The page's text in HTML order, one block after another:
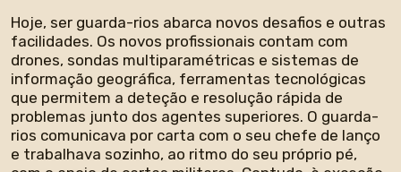
Hoje, ser guarda-rios abarca novos desafios e outras
facilidades. Os novos profissionais contam com
drones, sondas multiparamétricas e sistemas de
informação geográfica, ferramentas tecnológicas
que permitem a deteção e resolução rápida de
problemas junto dos agentes superiores. O guarda-
rios comunicava por carta com o seu chefe de lanço
e trabalhava sozinho, ao ritmo do seu próprio pé,